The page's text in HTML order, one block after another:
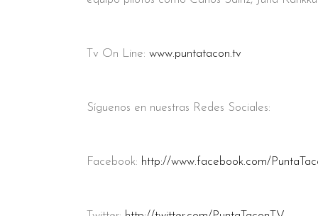
Tv On Line: www.puntatacon.tv
Síguenos en nuestras Redes Sociales:
Facebook: http://www.facebook.com/